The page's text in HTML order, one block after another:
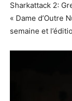
Sharkattack 2:
« Dame d’Outre
semaine et